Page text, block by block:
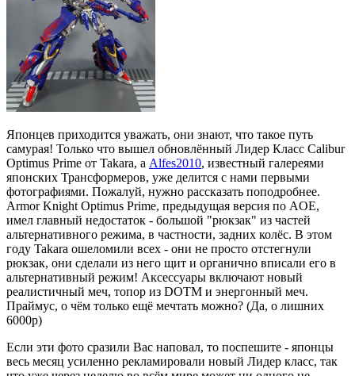
Японцев приходится уважать, они знают, что такое путь
самурая! Только что вышел обновлённый Лидер Класс Calibur
Optimus Prime от Takara, а Alfes2010, известный галереями
японских Трансформеров, уже делится с нами первыми
фотографиями. Пожалуй, нужно рассказать поподробнее.
Armor Knight Optimus Prime, предыдущая версия по AOE,
имел главный недостаток - большой "рюкзак" из частей
альтернативного режима, в частности, задних колёс. В этом
году Takara ошеломили всех - они не просто отстегнули
рюкзак, они сделали из него щит и органично вписали его в
альтернативный режим! Аксессуары включают новый
реалистичный меч, топор из DOTM и энергонный меч.
Праймус, о чём только ещё мечтать можно? (Да, о лишних
6000р)
Если эти фото сразили Вас наповал, то поспешите - японцы
весь месяц усиленно рекламировали новый Лидер класс, так